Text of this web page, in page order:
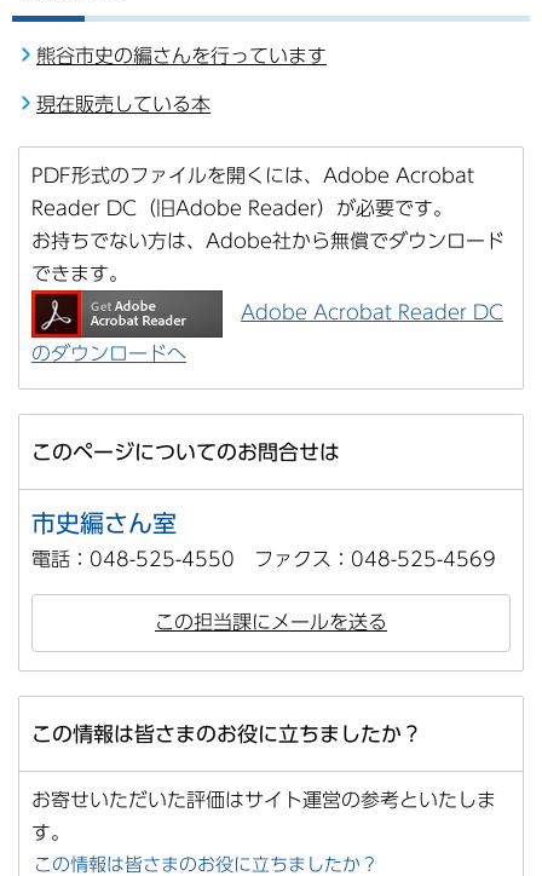
熊谷市史の編さんを行っています
現在販売している本
PDF形式のファイルを開くには、Adobe Acrobat
Reader DC（旧Adobe Reader）が必要です。
お持ちでない方は、Adobe社から無償でダウンロード
できます。
Adobe Acrobat Reader DC
のダウンロードへ
このページについてのお問合せは
市史編さん室
電話：048-525-4550 ファクス：048-525-4569
この担当課にメールを送る
この情報は皆さまのお役に立ちましたか？
お寄せいただいた評価はサイト運営の参考といたしま
す。
この情報は皆さまのお役に立ちましたか？